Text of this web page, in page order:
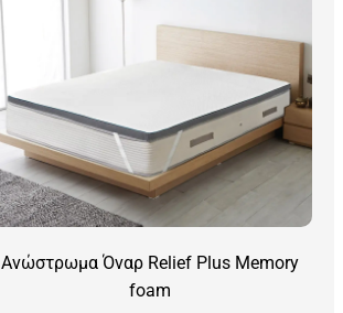
Ανώστρωμα Όναρ Relief Plus Memory
foam